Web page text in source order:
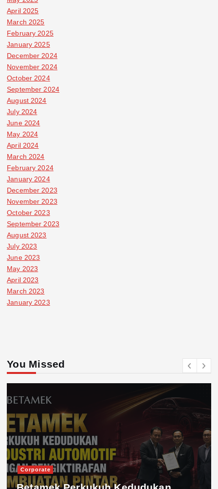
April 2025
March 2025
February 2025
January 2025
December 2024
November 2024
October 2024
September 2024
August 2024
July 2024
June 2024
May 2024
April 2024
March 2024
February 2024
January 2024
December 2023
November 2023
October 2023
September 2023
August 2023
July 2023
June 2023
May 2023
April 2023
March 2023
January 2023
You Missed
Corporate